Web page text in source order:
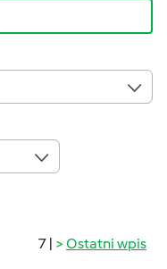
7 | Ostatni wpis